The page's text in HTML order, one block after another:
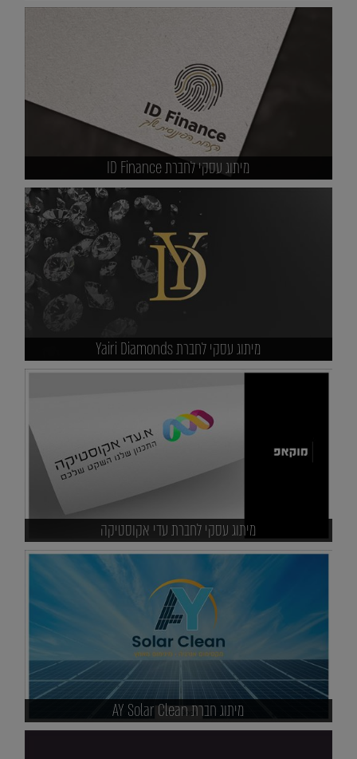
מיתוג עסקי לחברת ID Finance
מיתוג עסקי לחברת Yairi Diamonds
מיתוג עסקי לחברת עדי אקוסטיקה
מיתוג חברת AY Solar Clean